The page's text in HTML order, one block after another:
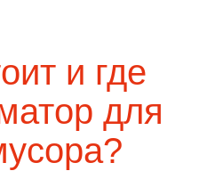
и где
для